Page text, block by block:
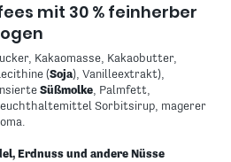
mit 30 % feinherber
Kakaomasse, Kakaobutter,
(Soja), Vanilleextrakt),
Süßmolke, Palmfett,
Sorbitsirup, magerer
Erdnuss und andere Nüsse